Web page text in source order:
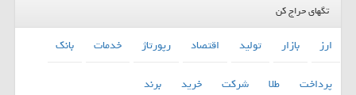
تگهای حراج کن
ارز بازار تولید اقتصاد رپورتاژ خدمات
بانك
پرداخت
طلا شركت خرید برند